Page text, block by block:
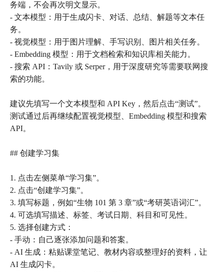
务端，不会再次明文显示。
- 文本模型：用于生成闪卡、对话、总结、解题等文本任
务。
- 视觉模型：用于图片理解、手写识别、图片相关任务。
- Embedding 模型：用于文档检索和知识库相关能力。
- 搜索 API：Tavily 或 Serper，用于深度研究等需要联网搜
索的功能。
建议先填写一个文本模型和 API Key，然后点击“测试”。
测试通过后再继续配置视觉模型、Embedding 模型和搜索
API。
## 创建学习集
1. 点击左侧菜单“学习集”。
2. 点击“创建学习集”。
3. 填写标题，例如“生物 101 第 3 章”或“考研英语词汇”。
4. 可选填写描述、标签、考试日期、科目和可见性。
5. 选择创建方式：
- 手动：自己逐张添加问题和答案。
- AI 生成：粘贴课堂笔记、教材内容或整理好的资料，让
AI 生成闪卡。